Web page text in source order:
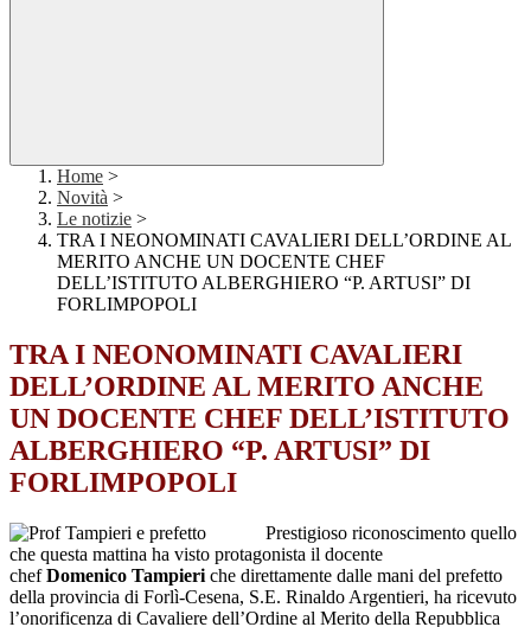
Home >
Novità >
Le notizie >
TRA I NEONOMINATI CAVALIERI DELL’ORDINE AL
MERITO ANCHE UN DOCENTE CHEF
DELL’ISTITUTO ALBERGHIERO “P. ARTUSI” DI
FORLIMPOPOLI
TRA I NEONOMINATI CAVALIERI
DELL’ORDINE AL MERITO ANCHE
UN DOCENTE CHEF DELL’ISTITUTO
ALBERGHIERO “P. ARTUSI” DI
FORLIMPOPOLI
Prestigioso riconoscimento quello
che questa mattina ha visto protagonista il docente
chef Domenico Tampieri che direttamente dalle mani del prefetto
della provincia di Forlì-Cesena, S.E. Rinaldo Argentieri, ha ricevuto
l’onorificenza di Cavaliere dell’Ordine al Merito della Repubblica